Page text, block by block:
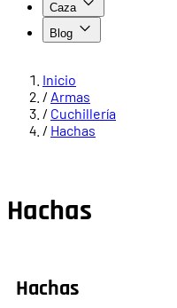
Caza
Blog
Inicio
/ Armas
/ Cuchillería
/ Hachas
Hachas
Hachas